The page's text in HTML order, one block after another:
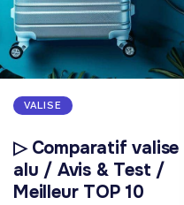
VALISE
▷ Comparatif valise
alu / Avis & Test /
Meilleur TOP 10